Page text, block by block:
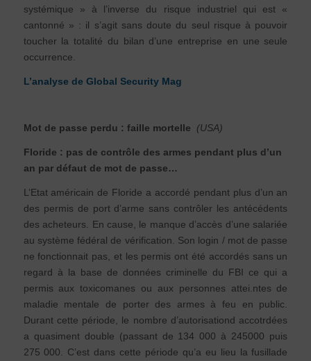
systémique » à l’inverse du risque industriel qui est «
cantonné » : il s’agit sans doute du seul risque à pouvoir
toucher la totalité du bilan d’une entreprise en une seule
occurrence.
L’analyse de Global Security Mag
Mot de passe perdu : faille mortelle (USA)
Floride : pas de contrôle des armes pendant plus d’un
an par défaut de mot de passe…
L’Etat américain de Floride a accordé pendant plus d’un an
des permis de port d’arme sans contrôler les antécédents
des acheteurs. En cause, le manque d’accès d’une salariée
au système fédéral de vérification. Son login / mot de passe
ne fonctionnait pas, et les permis ont été accordés sans un
regard à la base de données criminelle du FBI ce qui a
permis aux toxicomanes ou aux personnes attei.ntes de
maladie mentale de porter des armes à feu en public.
Durant cette période, le nombre d’autorisationd accotrdées
a quasiment double (passant de 134 000 à 245000 puis
275 000. C’est dans cette période qu’a eu lieu la fusillade